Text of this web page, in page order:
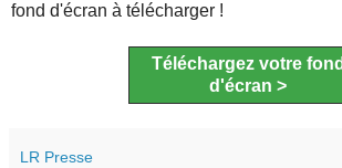
fond d'écran à télécharger !
Téléchargez votre fond
d'écran >
LR Presse